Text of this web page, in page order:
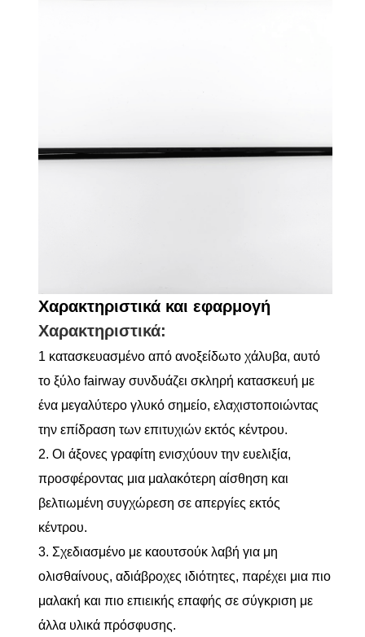
Χαρακτηριστικά και εφαρμογή
Χαρακτηριστικά:
1 κατασκευασμένο από ανοξείδωτο χάλυβα, αυτό
το ξύλο fairway συνδυάζει σκληρή κατασκευή με
ένα μεγαλύτερο γλυκό σημείο, ελαχιστοποιώντας
την επίδραση των επιτυχιών εκτός κέντρου.
2. Οι άξονες γραφίτη ενισχύουν την ευελιξία,
προσφέροντας μια μαλακότερη αίσθηση και
βελτιωμένη συγχώρεση σε απεργίες εκτός
κέντρου.
3. Σχεδιασμένο με καουτσούκ λαβή για μη
ολισθαίνους, αδιάβροχες ιδιότητες, παρέχει μια πιο
μαλακή και πιο επιεικής επαφής σε σύγκριση με
άλλα υλικά πρόσφυσης.